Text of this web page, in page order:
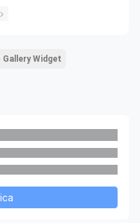
Widget